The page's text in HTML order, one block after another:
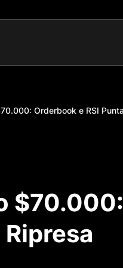
Orderbook e RSI